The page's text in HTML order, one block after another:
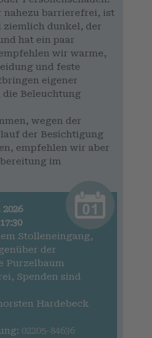
nahezu barrierefrei, ist
ziemlich dunkel, der
hat ein paar
wir warme,
und feste
eigener
die Beleuchtung
wegen der
der Besichtigung
empfehlen wir aber
im
Stolleneingang,
der
Purzelbaum
Spenden sind
Hardebeck
02205-84636